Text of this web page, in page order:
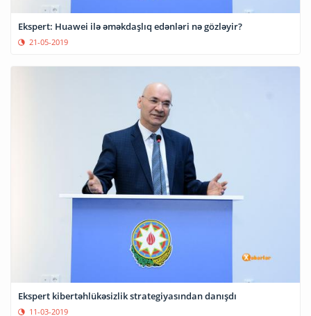
Ekspert: Huawei ilə əməkdaşlıq edənləri nə gözləyir?
21-05-2019
Ekspert kibertəhlükəsizlik strategiyasından danışdı
11-03-2019